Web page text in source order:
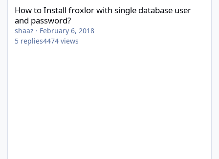
How to Install froxlor with single database user
and password?
shaaz · February 6, 2018
5 replies4474 views